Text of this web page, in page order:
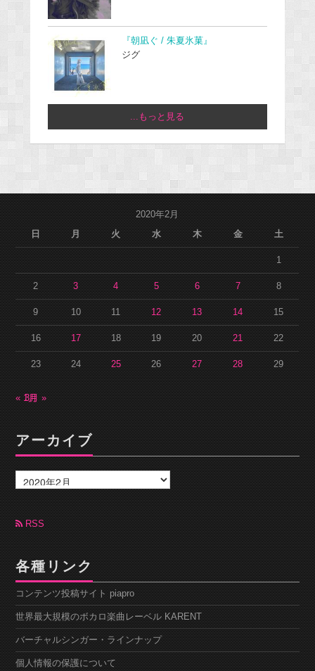
『朝凪ぐ / 朱夏氷菓』
ジグ
...もっと見る
2020年2月
日
月 火 水 木 金 土
1
2 3 4 5 6 7 8
9 10 11 12 13 14 15
16 17 18 19 20 21 22
23 24 25 26 27 28 29
« 1月3月 »
アーカイブ
ー
カ
ブ RSS
各種リンク
コンテンツ投稿サイト piapro
世界最大規模のボカロ楽曲レーベル KARENT
バーチャルシンガー・ラインナップ
個人情報の保護について